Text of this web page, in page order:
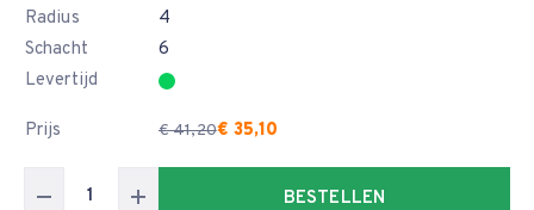
Radius
4
Schacht
6
Levertijd
Prijs € 41,20€ 35,10
BESTELLEN